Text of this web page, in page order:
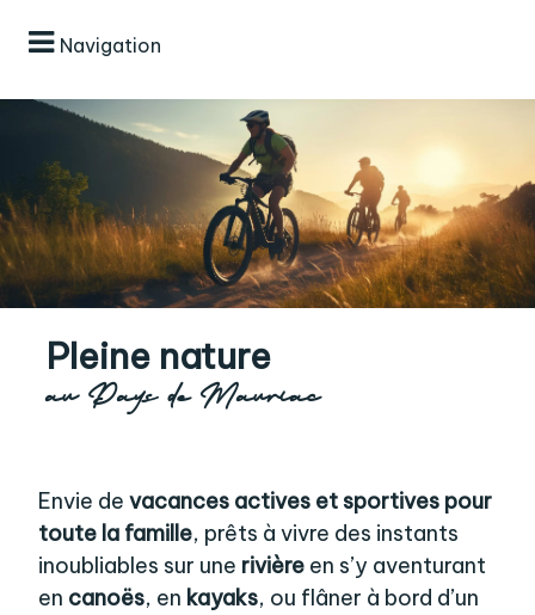
Navigation
Pleine nature
au Pays de Mauriac
Envie de vacances actives et sportives pour
toute la famille, prêts à vivre des instants
inoubliables sur une rivièreen s’y aventurant
en canoës, en kayaks, ou flâner à bord d’un